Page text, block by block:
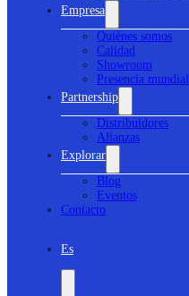
Empresa
Quiénes somos
Calidad
Showroom
Presencia mundial
Partnership
Distribuidores
Alianzas
Explorar
Blog
Eventos
Contacto
Es